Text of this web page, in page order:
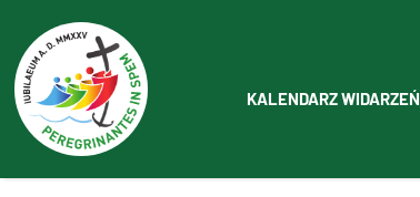
KALENDARZ WIDARZEŃ